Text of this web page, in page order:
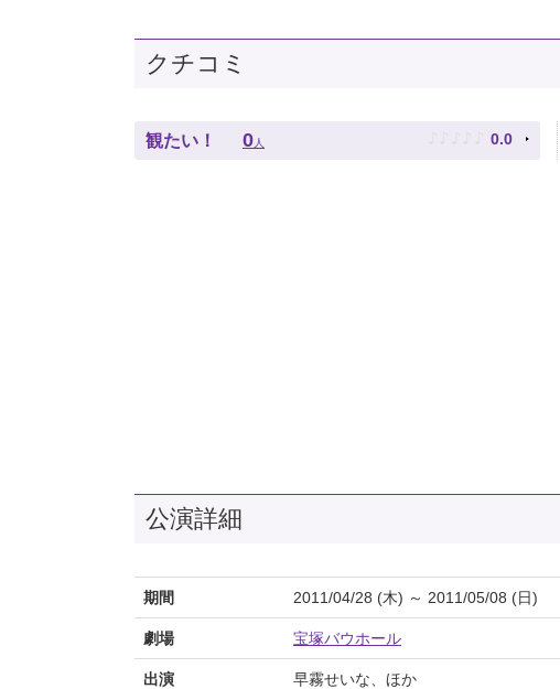
クチコミ
観たい！ 0 人 ♪ ♪ ♪ ♪ ♪ 0.0
公演詳細
期間 2011/04/28 (木) ～ 2011/05/08 (日)
劇場 宝塚バウホール
出演 早霧せいな、ほか